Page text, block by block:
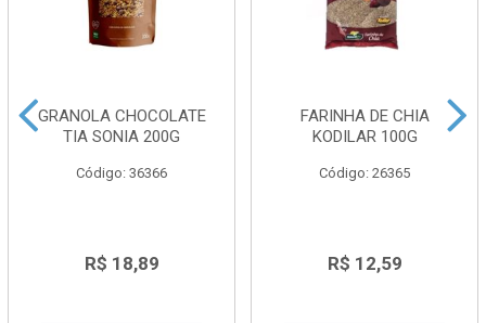
GRANOLA CHOCOLATE
TIA SONIA 200G
Código: 36366
R$ 18,89
FARINHA DE CHIA
KODILAR 100G
Código: 26365
R$ 12,59